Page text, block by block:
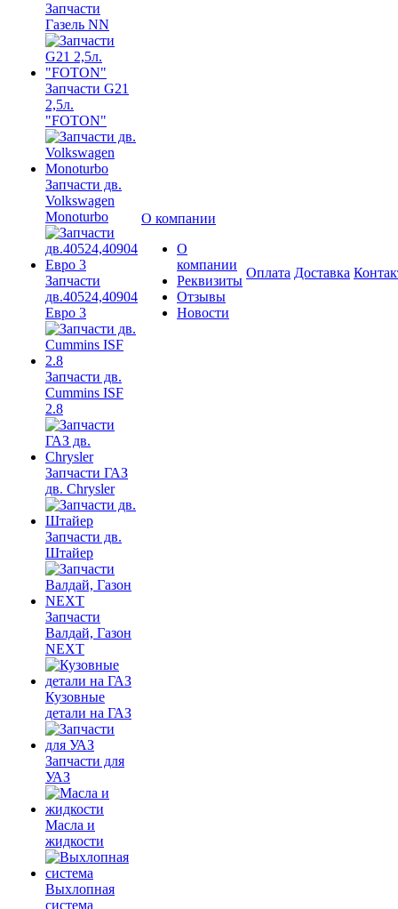
Запчасти
Газель NN
Запчасти G21
2,5л.
"FOTON"
Запчасти дв.
Volkswagen
Monoturbo
Запчасти
дв.40524,40904
Евро 3
Запчасти дв.
Cummins ISF
2.8
Запчасти ГАЗ
дв. Chrysler
Запчасти дв.
Штайер
Запчасти
Валдай, Газон
NEXT
Кузовные
детали на ГАЗ
Запчасти для
УАЗ
Масла и
жидкости
Выхлопная
система
О компании
О
компании
Реквизиты
Отзывы
Новости
Оплата Доставка